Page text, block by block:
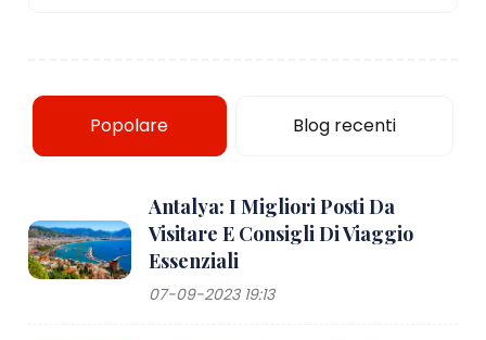
Popolare Blog recenti
Antalya: I Migliori Posti Da
Visitare E Consigli Di Viaggio
Essenziali
07-09-2023 19:13